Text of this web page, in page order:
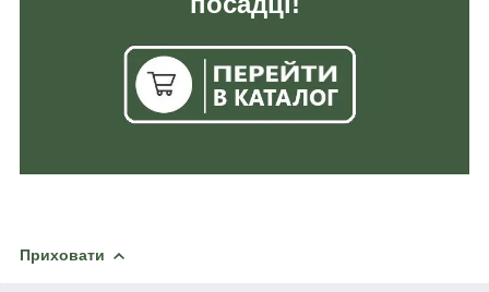
Приховати